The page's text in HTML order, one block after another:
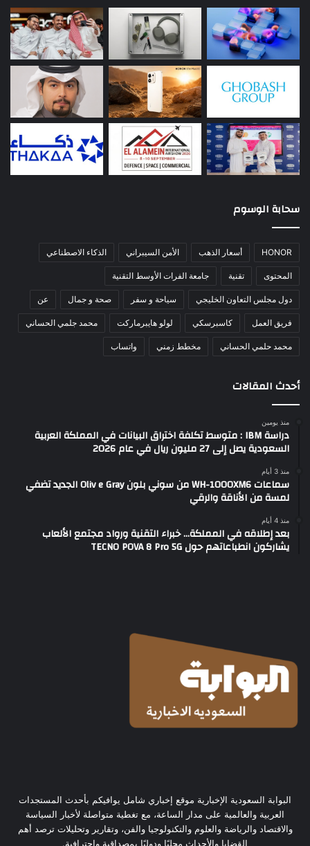
سحابة الوسوم
HONOR أسعار الذهب الأمن السيبراني الذكاء الاصطناعي
المحتوى تقنية جامعة الفرات الأوسط التقنية
دول مجلس التعاون الخليجي سياحة و سفر صحة و جمال عن
فريق العمل كاسبرسكي لولو هايبرماركت محمد جلمي الحساني
محمد حلمي الحساني مخطط زمني واتساب
أحدث المقالات
منذ يومين
دراسة IBM : متوسط تكلفة اختراق البيانات في المملكة العربية
السعودية يصل إلى 27 مليون ريال في عام 2026
منذ 3 أيام
سماعات WH-1000XM6 من سوني بلون Oliv e Gray الجديد تضفي
لمسة من الأناقة والرقي
منذ 4 أيام
بعد إطلاقه في المملكة… خبراء التقنية ورواد مجتمع الألعاب
يشاركون انطباعاتهم حول TECNO POVA 8 Pro 5G
البوابة السعودية الإخبارية موقع إخباري شامل يوافيكم بأحدث المستجدات
العربية والعالمية على مدار الساعة، مع تغطية متواصلة لأخبار السياسة
والاقتصاد والرياضة والعلوم والتكنولوجيا والفن، وتقارير وتحليلات ترصد أهم
القضايا والأحداث محليًا ودوليًا بمصداقية واحترافية.